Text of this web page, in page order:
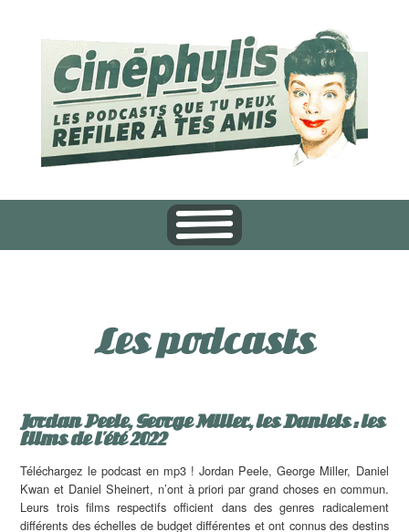
Les podcasts
Jordan Peele, George Miller, les Daniels : les
films de l’été 2022
Téléchargez le podcast en mp3 ! Jordan Peele, George Miller, Daniel
Kwan et Daniel Sheinert, n’ont à priori par grand choses en commun.
Leurs trois films respectifs officient dans des genres radicalement
différents des échelles de budget différentes et ont connus des destins